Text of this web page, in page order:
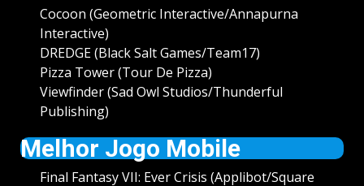
Cocoon (Geometric Interactive/Annapurna
Interactive)
DREDGE (Black Salt Games/Team17)
Pizza Tower (Tour De Pizza)
Viewfinder (Sad Owl Studios/Thunderful
Publishing)
Melhor Jogo Mobile
Final Fantasy VII: Ever Crisis (Applibot/Square